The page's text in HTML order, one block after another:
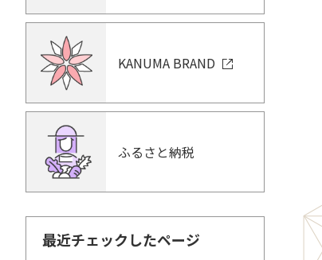
KANUMA BRAND
ふるさと納税
最近チェックしたページ